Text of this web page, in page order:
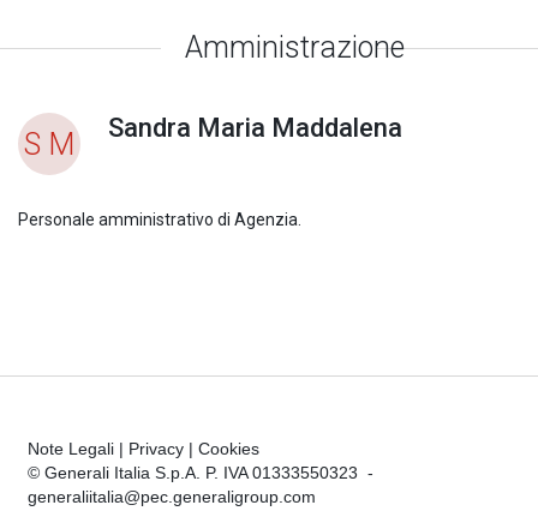
Amministrazione
S M Sandra Maria Maddalena
Personale amministrativo di Agenzia.
Note Legali | Privacy | Cookies
© Generali Italia S.p.A. P. IVA 01333550323 -
generaliitalia@pec.generaligroup.com